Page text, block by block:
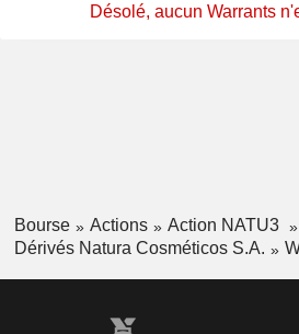
Désolé, aucun Warrants
Bourse Actions
Action NATU3
Dérivés Natura Cosméticos S.A.